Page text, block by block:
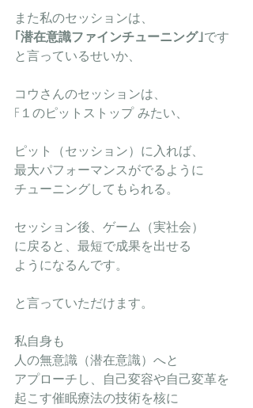
また私のセッションは、
｢潜在意識ファインチューニング｣です
と言っているせいか、
コウさんのセッションは、
F１のピットストップ みたい、
ピット（セッション）に入れば、
最大パフォーマンスがでるように
チューニングしてもられる。
セッション後、ゲーム（実社会）
に戻ると、最短で成果を出せる
ようになるんです。
と言っていただけます。
私自身も
人の無意識（潜在意識）へと
アプローチし、自己変容や自己変革を
起こす催眠療法の技術を核に